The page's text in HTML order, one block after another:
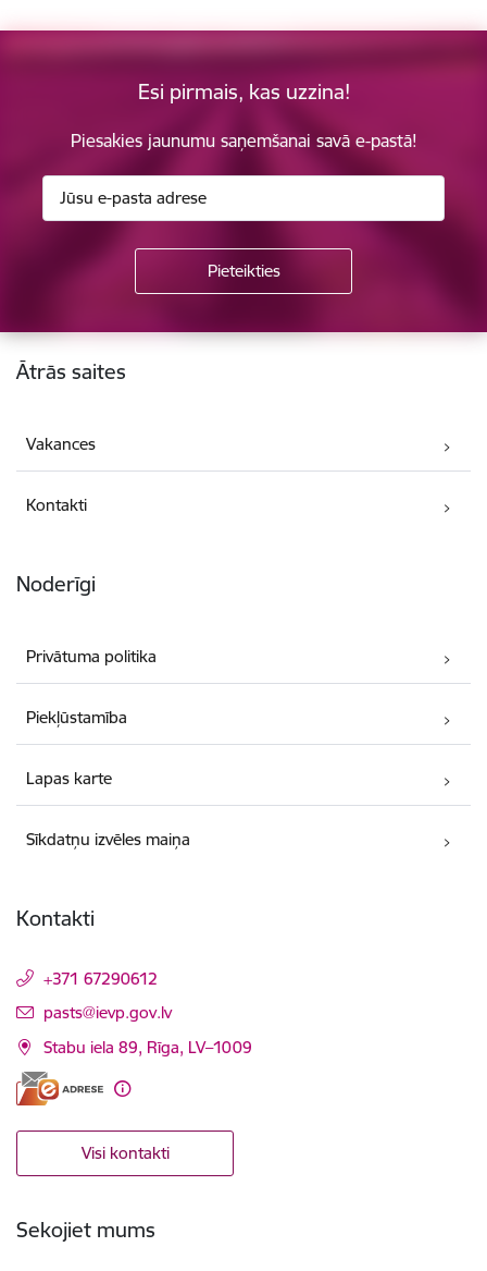
Esi pirmais, kas uzzina!
Piesakies jaunumu saņemšanai savā e-pastā!
Kājene
Ātrās saites
Vakances
Kontakti
Noderīgi
Privātuma politika
Piekļūstamība
Lapas karte
Sīkdatņu izvēles maiņa
Kontakti
+371 67290612
E-pasts:
pasts@ievp.gov.lv
Stabu iela 89, Rīga, LV–1009
Visi kontakti
Sekojiet mums